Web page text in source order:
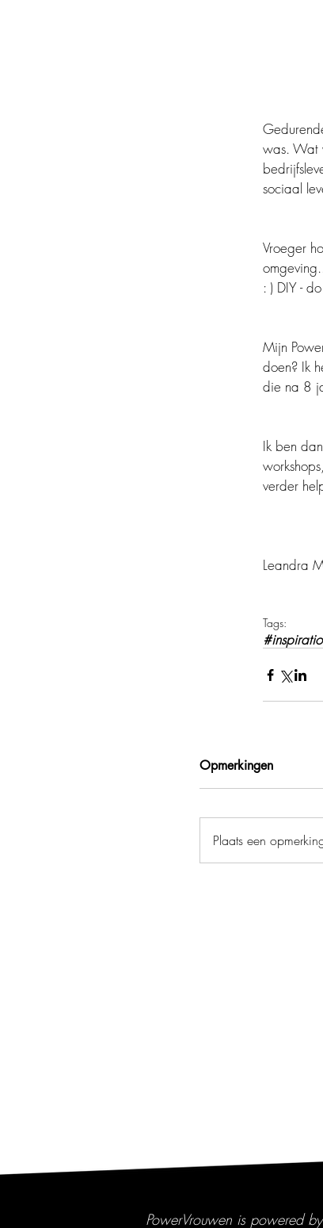
was. Wat
sociaal
Vroeger
: ) DIY -
Mijn
doen? Ik
die na 8
Ik ben
verder
Leandra
Tags:
Opmerkingen
Plaats een
PowerVrouwen is powered